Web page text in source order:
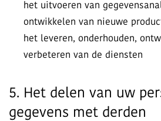
het uitvoeren van
ontwikkelen van nieuwe
het leveren, onderhouden,
verbeteren van de diensten
5. Het delen van uw
gegevens met derden